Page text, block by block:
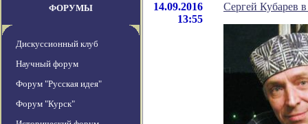
ФОРУМЫ
Дискуссионный клуб
Научный форум
Форум "Русская идея"
Форум "Курск"
14.09.2016
13:55
Сергей Кубарев